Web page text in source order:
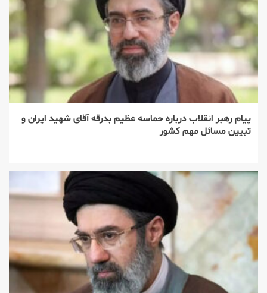
پیام رهبر انقلاب درباره حماسه عظیم بدرقه آقای شهید ایران و
تبیین مسائل مهم کشور